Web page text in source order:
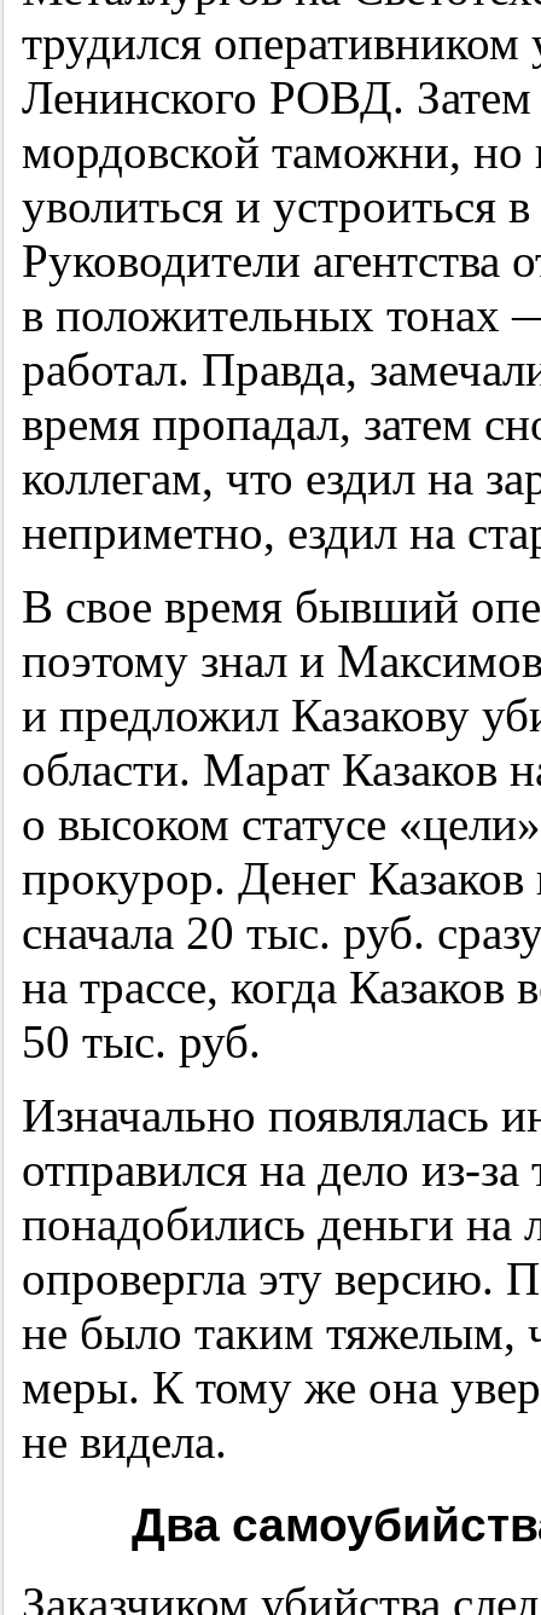
трудился оперативником
Ленинского РОВД. Затем
мордовской таможни, но
уволиться и устроиться
Руководители агентства
в положительных тонах
работал. Правда,
время пропадал, затем
коллегам, что ездил на
неприметно, ездил на
В свое время бывший
поэтому знал и
и предложил Казакову
области. Марат Казаков
о высоком статусе
прокурор. Денег
сначала 20 тыс. руб.
на трассе, когда
50 тыс. руб.
Изначально появлялась
отправился на дело из-
понадобились деньги на
опровергла эту версию.
не было таким тяжелым,
меры. К тому же она
не видела.
Два
Заказчиком убийства